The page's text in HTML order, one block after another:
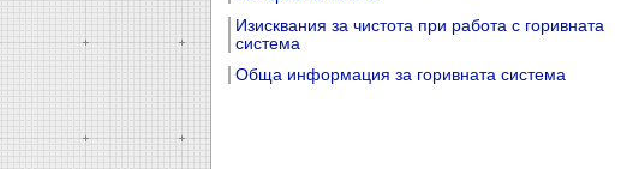
Изисквания за чистота при работа с горивната
система
Обща информация за горивната система